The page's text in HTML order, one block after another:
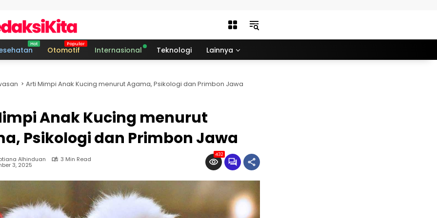
Otomotif Internasional Teknologi Lainnya
Arti Mimpi Anak Kucing menurut Agama, Psikologi dan Primbon Jawa
Anak Kucing menurut
Psikologi dan Primbon Jawa
Alhinduan 3 Min Read
3, 2025
432